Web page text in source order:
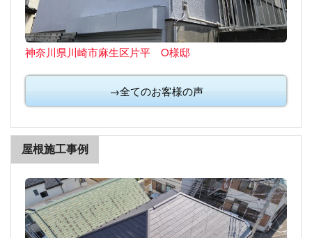
神奈川県川崎市麻生区片平 O様邸
→全てのお客様の声
屋根施工事例